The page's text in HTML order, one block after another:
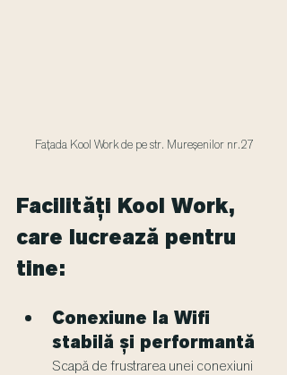
Fațada Kool Work de pe str. Mureșenilor nr.27
Facilități Kool Work,
care lucrează pentru
tine:
Conexiune la Wifi
stabilă și performantă
Scapă de frustrarea unei conexiuni